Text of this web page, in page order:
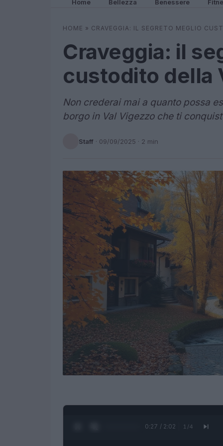
Home Bellezza Benessere
HOME » CRAVEGGIA: IL SEGRETO MEGLIO
Craveggia: il
custodito della
Non crederai mai a quanto possa
borgo in Val Vigezzo che ti
Staff · 09/09/2025 · 2 min
0:28 / 2:02 1 /4